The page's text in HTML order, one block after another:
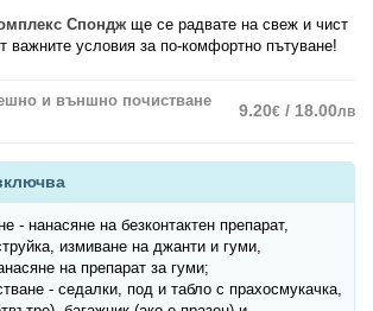
Спондж ще се радвате на свеж и чист
важните условия за по-комфортно пътуване!
и външно почистване
9.20€ / 18.00лв
- нанасяне на безконтактен препарат,
измиване на джанти и гуми,
на препарат за гуми;
- седалки, под и табло с прахосмукачка,